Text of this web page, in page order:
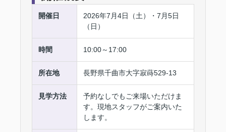
開催日
2026年7月4日（土）・7月5日
（日）
時間 10:00～17:00
所在地 長野県千曲市大字寂蒔529-13
見学方法
予約なしでもご来場いただけま
す。現地スタッフがご案内いた
します。